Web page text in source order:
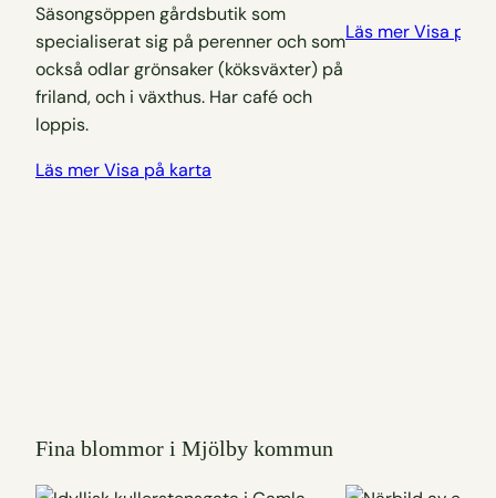
Säsongsöppen gårdsbutik som
specialiserat sig på perenner och som
också odlar grönsaker (köksväxter) på
friland, och i växthus. Har café och
loppis.
Läs merVisa på karta
Läs merVisa på
Fina blommor i Mjölby kommun